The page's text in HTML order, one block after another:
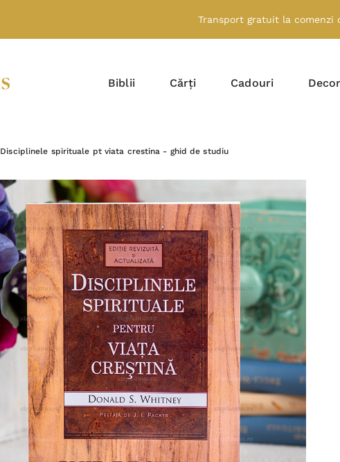
Transport gratuit la comenzi
Biblii Cărți Cadouri Decor
Disciplinele spirituale pt viata crestina - ghid de studiu